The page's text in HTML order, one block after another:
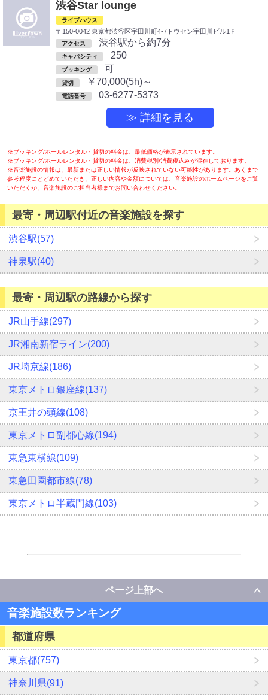
渋谷Star lounge
ライブハウス
〒150-0042 東京都渋谷区宇田川町4-7トウセン宇田川ビル1Ｆ
アクセス 渋谷駅から約7分
キャパシティ 250
ブッキング 可
貸切 ￥70,000(5h)～
電話番号 03-6277-5373
≫ 詳細を見る
※ブッキング/ホールレンタル・貸切の料金は、最低価格が表示されています。
※ブッキング/ホールレンタル・貸切の料金は、消費税別/消費税込みが混在しております。
※音楽施設の情報は、最新または正しい情報が反映されていない可能性があります。あくまで
参考程度にとどめていただき、正しい内容や金額については、音楽施設のホームページをご覧
いただくか、音楽施設のご担当者様までお問い合わせください。
最寄・周辺駅付近の音楽施設を探す
渋谷駅(57)
神泉駅(40)
最寄・周辺駅の路線から探す
JR山手線(297)
JR湘南新宿ライン(200)
JR埼京線(186)
東京メトロ銀座線(137)
京王井の頭線(108)
東京メトロ副都心線(194)
東急東横線(109)
東急田園都市線(78)
東京メトロ半蔵門線(103)
ページ上部へ
音楽施設数ランキング
都道府県
東京都(757)
神奈川県(91)